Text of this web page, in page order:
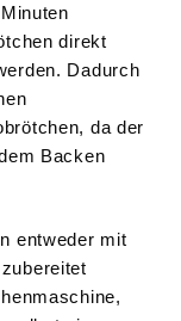
direkt
Dadurch
da der
Backen
entweder mit